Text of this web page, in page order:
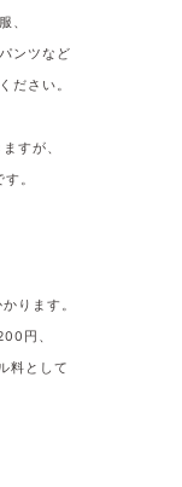
、
ンツなど
ださい。
すが、
。
ります。
円、
料として